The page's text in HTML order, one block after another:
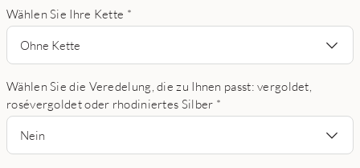
Wählen Sie Ihre Kette *
Ohne Kette
Wählen Sie die Veredelung, die zu Ihnen passt: vergoldet,
rosévergoldet oder rhodiniertes Silber *
Nein